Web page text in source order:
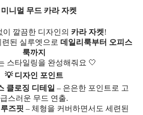
미니멀 무드 카라 자켓
이 깔끔한 디자인의 카라 자켓!
된 실루엣으로 데일리룩부터 오피스
룩까지
스타일링을 완성해줘요 🤍
💡 디자인 포인트
클로징 디테일 – 은은한 포인트로 고
급스러운 무드 연출.
즈핏 – 체형을 커버하면서도 세련된